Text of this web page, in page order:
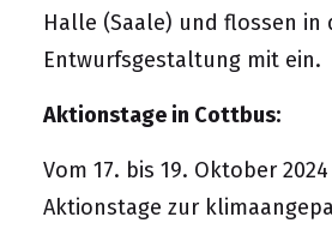
Halle (Saale) und flossen in
Entwurfsgestaltung mit ein.
Aktionstage in Cottbus:
Vom 17. bis 19. Oktober
Aktionstage zur